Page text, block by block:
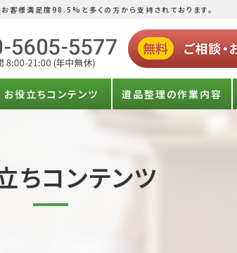
客様満足度98.5%と多くの方から支持されております。
お役立ちコンテンツ 遺品整理の作業内容
ちコンテンツ